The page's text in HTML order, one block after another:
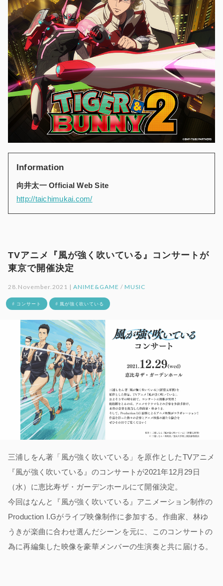
Information
向井太一 Official Web Site
http://taichimukai.com/
TVアニメ『風が強く吹いている』コンサートが
東京で開催決定
28.November.2021 |ANIME&GAME / MUSIC
# コンサート # 風が強く吹いている
三浦しをん著「風が強く吹いている」を原作としたTVアニメ
『風が強く吹いている』のコンサートが2021年12月29日
（水）に恵比寿ザ・ガーデンホールにて開催決定。
今回はなんと『風が強く吹いている』アニメーション制作の
Production I.Gがライブ映像制作に参加する。作曲家、林ゆ
うきが楽曲に合わせ選んだシーンを元に、このコンサートの
為に再編集した映像を豪華メンバーの生演奏と共に届ける。